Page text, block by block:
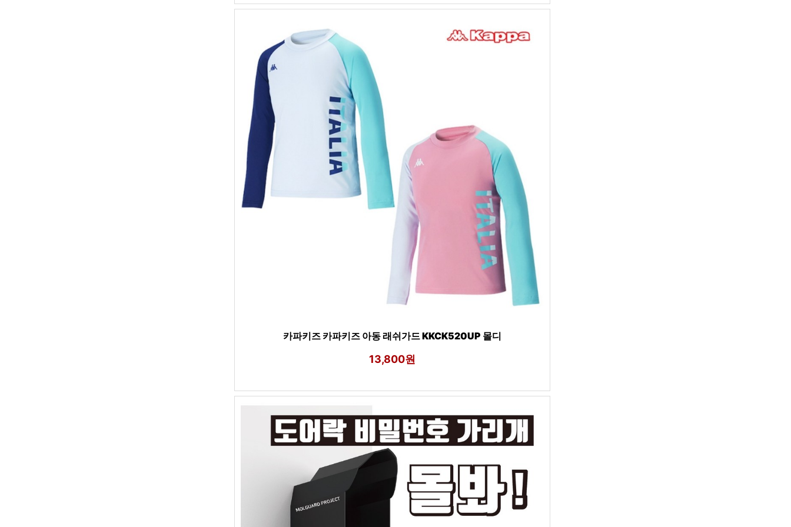
카파키즈 카파키즈 아동 래쉬가드 KKCK520UP 몰디
13,800원